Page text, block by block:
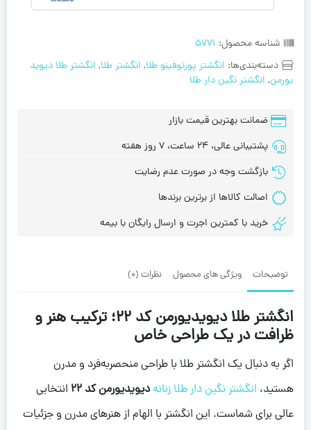
شناسه محصول: 5771
دسته‌بندی‌ها: انگشتر پورتوفینو طلا, انگشتر طلا, انگشتر طلا دیوید
یورمن, انگشتر نگین دار طلا
ضمانت بهترین قیمت بازار
پشتیبانی عالی، 24 ساعت، 7 روز هفته
بازگشت وجه در صورت عدم رضایت
اصالت کالاها از برترین برندها
خرید با کمترین اجرت و ارسال رایگان با بیمه
توضیحات ویژگی های محصول نظرات (0)
انگشتر طلا دیویدیورمن کد 22؛ ترکیب هنر و
ظرافت در یک طراحی خاص
اگر به دنبال یک انگشتر طلا با طراحی منحصربه‌فرد و مدرن
هستید، انگشتر نگین دار طلا زنانهدیویدیورمن کد 22
انتخابی
عالی برای شماست. این انگشتر با الهام از هنرهای مدرن و جزئیات